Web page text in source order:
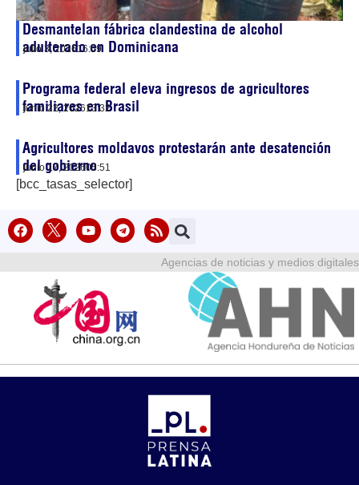
Desmantelan fábrica clandestina de alcohol
adulterado en Dominicana
julio 3, 202616:59
Programa federal eleva ingresos de agricultores
familiares en Brasil
junio 22, 202613:32
Agricultores moldavos protestarán ante desatención
del gobierno
junio 17, 202605:51
[bcc_tasas_selector]
Agencias de noticias y medios digitales